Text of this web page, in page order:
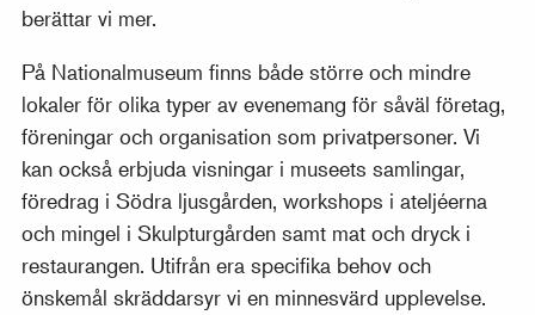
berättar vi mer.
På Nationalmuseum finns både större och mindre
lokaler för olika typer av evenemang för såväl företag,
föreningar och organisation som privatpersoner. Vi
kan också erbjuda visningar i museets samlingar,
föredrag i Södra ljusgården, workshops i ateljéerna
och mingel i Skulpturgården samt mat och dryck i
restaurangen. Utifrån era specifika behov och
önskemål skräddarsyr vi en minnesvärd upplevelse.